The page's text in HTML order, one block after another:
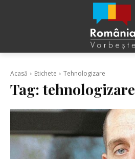
Acasă Etichete Tehnologizare
Tag:tehnologizare